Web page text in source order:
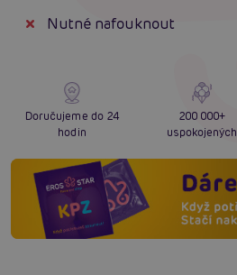
Nutné nafouknout
Doručujeme do 24
hodin
200 000+
uspokojených